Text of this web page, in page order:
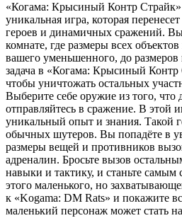
«Когама: Крысиный Контр
уникальная игра, которая
героев и динамичных сражений.
комнате, где размеры всех
вашего уменьшенного, до
задача в «Когама: Крысиный Контр
чтобы уничтожать остальных
Выберите себе оружие из того, что
отправляйтесь в сражение. В этой
уникальный опыт и знания. Такой
обычных шутеров. Вы попадёте в
размеры вещей и противников
адреналин. Бросьте вызов
навыки и тактику, и станьте
этого маленького, но
к «Kogama: DM Rats» и покажите
маленький персонаж может стать